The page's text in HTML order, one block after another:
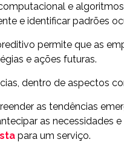
e
e identificar padrões
permite que as
e ações futuras.
dentro de aspectos
as tendências
as necessidades
para um serviço.